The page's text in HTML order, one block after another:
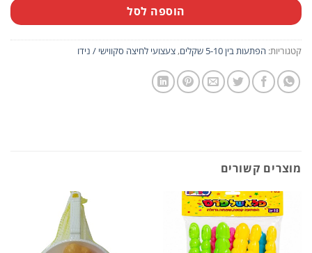
הוספה לסל
קטגוריות: הפתעות בין 5-10 שקלים , צעצועי לחיצה סקווישי / נידו
מוצרים קשורים